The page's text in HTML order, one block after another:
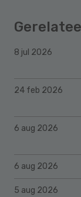
8 jul 2026
24 feb 2026
6 aug 2026
6 aug 2026
5 aug 2026